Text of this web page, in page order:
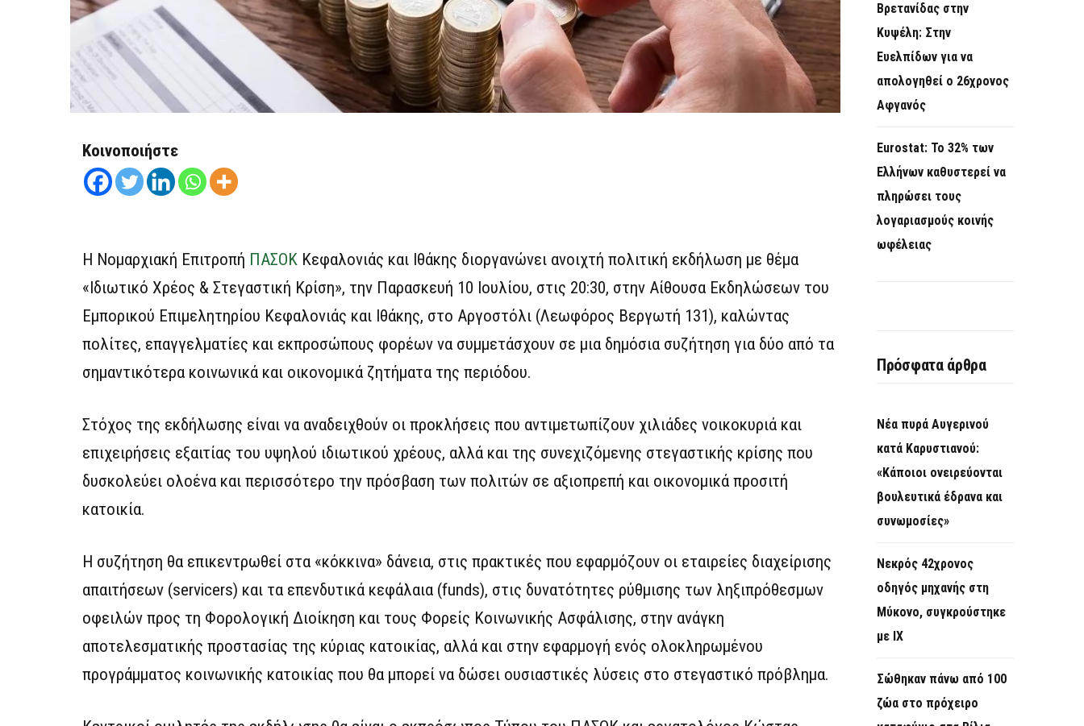
Κοινοποιήστε
Η Νομαρχιακή Επιτροπή ΠΑΣΟΚ Κεφαλονιάς και Ιθάκης διοργανώνει ανοιχτή πολιτική εκδήλωση με θέμα
«Ιδιωτικό Χρέος & Στεγαστική Κρίση», την Παρασκευή 10 Ιουλίου, στις 20:30, στην Αίθουσα Εκδηλώσεων του
Εμπορικού Επιμελητηρίου Κεφαλονιάς και Ιθάκης, στο Αργοστόλι (Λεωφόρος Βεργωτή 131), καλώντας
πολίτες, επαγγελματίες και εκπροσώπους φορέων να συμμετάσχουν σε μια δημόσια συζήτηση για δύο από τα
σημαντικότερα κοινωνικά και οικονομικά ζητήματα της περιόδου.
Στόχος της εκδήλωσης είναι να αναδειχθούν οι προκλήσεις που αντιμετωπίζουν χιλιάδες νοικοκυριά και
επιχειρήσεις εξαιτίας του υψηλού ιδιωτικού χρέους, αλλά και της συνεχιζόμενης στεγαστικής κρίσης που
δυσκολεύει ολοένα και περισσότερο την πρόσβαση των πολιτών σε αξιοπρεπή και οικονομικά προσιτή
κατοικία.
Η συζήτηση θα επικεντρωθεί στα «κόκκινα» δάνεια, στις πρακτικές που εφαρμόζουν οι εταιρείες διαχείρισης
απαιτήσεων (servicers) και τα επενδυτικά κεφάλαια (funds), στις δυνατότητες ρύθμισης των ληξιπρόθεσμων
οφειλών προς τη Φορολογική Διοίκηση και τους Φορείς Κοινωνικής Ασφάλισης, στην ανάγκη
αποτελεσματικής προστασίας της κύριας κατοικίας, αλλά και στην εφαρμογή ενός ολοκληρωμένου
προγράμματος κοινωνικής κατοικίας που θα μπορεί να δώσει ουσιαστικές λύσεις στο στεγαστικό πρόβλημα.
Βρετανίδας στην
Κυψέλη: Στην
Ευελπίδων για να
απολογηθεί ο 26χρονος
Αφγανός
Eurostat: Το 32% των
Ελλήνων καθυστερεί να
πληρώσει τους
λογαριασμούς κοινής
ωφέλειας
Πρόσφατα άρθρα
Νέα πυρά Αυγερινού
κατά Καρυστιανού:
«Κάποιοι ονειρεύονται
βουλευτικά έδρανα και
συνωμοσίες»
Νεκρός 42χρονος
οδηγός μηχανής στη
Μύκονο, συγκρούστηκε
με ΙΧ
Σώθηκαν πάνω από 100
ζώα στο πρόχειρο